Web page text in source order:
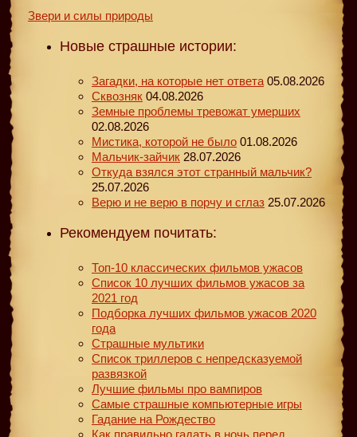
Звери и силы природы
Новые страшные истории:
Загадки, на которые нет ответа 05.08.2026
Сквозняк 04.08.2026
Земные проблемы тревожат умерших
02.08.2026
Мистика, которой не было 01.08.2026
Мальчик-зайчик 28.07.2026
Откуда взялся этот странный мальчик?
25.07.2026
Верю и не верю в порчу и сглаз 25.07.2026
Рекомендуем почитать:
Топ-10 классических фильмов ужасов
Список 10 лучших фильмов ужасов за
2021 год
Подборка лучших фильмов ужасов 2020
года
Страшные мультики
Список триллеров с непредсказуемой
развязкой
Лучшие фильмы про вампиров
Самые страшные компьютерные игры
Гадание на Рождество
Как правильно гадать в ночь перед